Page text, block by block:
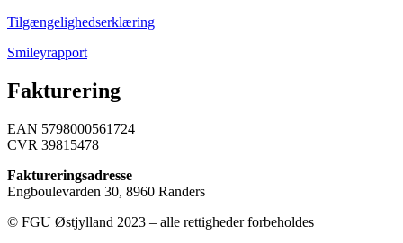
Tilgængelighedserklæring
Smileyrapport
Fakturering
EAN 5798000561724
CVR 39815478
Faktureringsadresse
Engboulevarden 30, 8960 Randers
© FGU Østjylland 2023 – alle rettigheder forbeholdes